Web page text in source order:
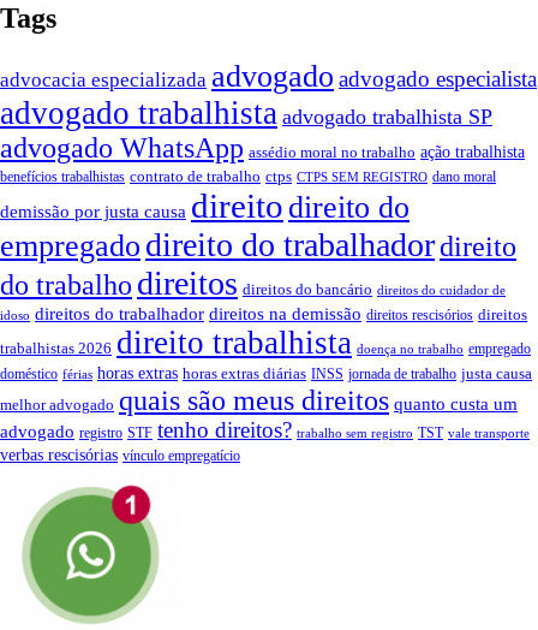
Tags
advocacia especializada advogado advogado especialista
advogado trabalhista advogado trabalhista SP
advogado WhatsApp assédio moral no trabalho ação trabalhista
benefícios trabalhistas contrato de trabalho ctps CTPS SEM REGISTRO dano moral
demissão por justa causa direito direito do
empregado direito do trabalhadordireito
do trabalho direitos direitos do bancário direitos do cuidador de
idoso direitos do trabalhador direitos na demissão direitos rescisórios direitos
trabalhistas 2026 direito trabalhista doença no trabalho empregado
doméstico férias horas extras horas extras diárias INSS jornada de trabalho justa causa
melhor advogado quais são meus direitos quanto custa um
advogado registro STF tenho direitos? trabalho sem registro TST vale transporte
verbas rescisórias vínculo empregatício